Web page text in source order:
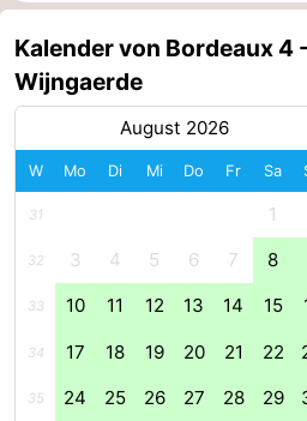
Sportangeln
Mondriaan
Essen
trinken
Ringstechen
Praktisch
Forum
Kalender von Bordeaux 4
Wijngaerde
August 2026
W Mo Di Mi Do Fr Sa
31 1
32 3 4 5 6 7 8
33 10 11 12 13 14 15
34 17 18 19 20 21 22
35 24 25 26 27 28 29